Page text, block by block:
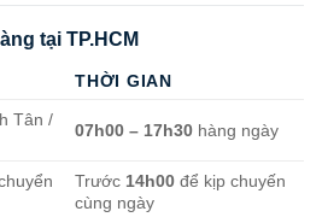
tại TP.HCM
THỜI GIAN
Tân /
07h00 – 17h30 hàng ngày
Trước 14h00 để kịp chuyến
cùng ngày